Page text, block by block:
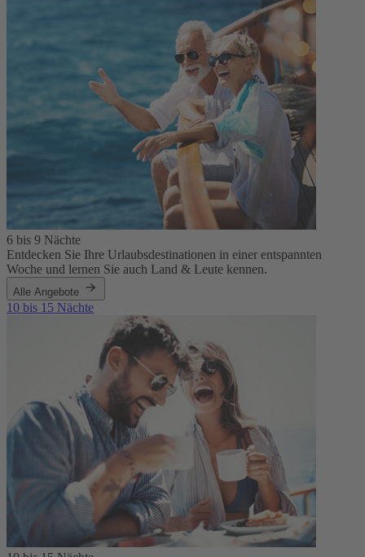
6 bis 9 Nächte
Entdecken Sie Ihre Urlaubsdestinationen in einer entspannten
Woche und lernen Sie auch Land & Leute kennen.
Alle Angebote
10 bis 15 Nächte